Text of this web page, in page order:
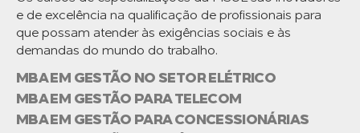
e de excelência na qualificação de profissionais para
que possam atender às exigências sociais e às
demandas do mundo do trabalho.
MBA EM GESTÃO NO SETOR ELÉTRICO
MBA EM GESTÃO PARA TELECOM
MBA EM GESTÃO PARA CONCESSIONÁRIAS